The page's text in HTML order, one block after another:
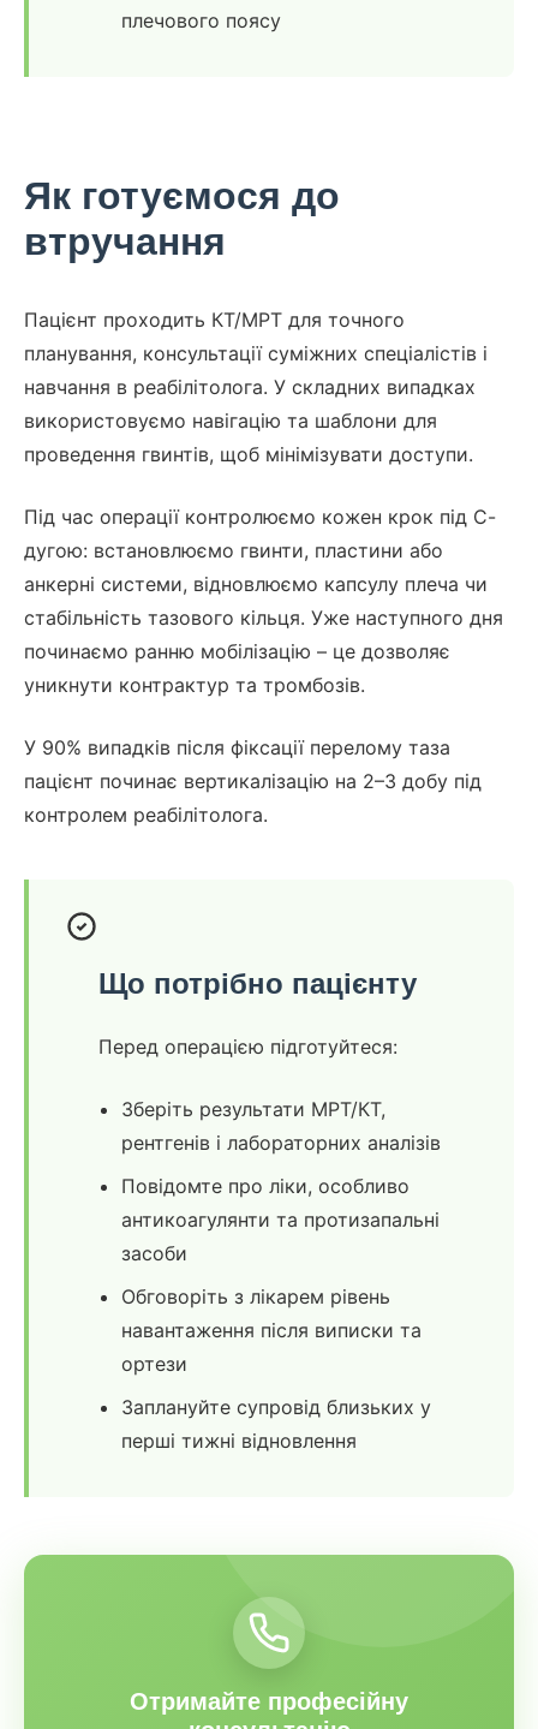
плечового поясу
Як готуємося до
втручання
Пацієнт проходить КТ/МРТ для точного
планування, консультації суміжних спеціалістів і
навчання в реабілітолога. У складних випадках
використовуємо навігацію та шаблони для
проведення гвинтів, щоб мінімізувати доступи.
Під час операції контролюємо кожен крок під С-
дугою: встановлюємо гвинти, пластини або
анкерні системи, відновлюємо капсулу плеча чи
стабільність тазового кільця. Уже наступного дня
починаємо ранню мобілізацію – це дозволяє
уникнути контрактур та тромбозів.
У 90% випадків після фіксації перелому таза
пацієнт починає вертикалізацію на 2–3 добу під
контролем реабілітолога.
Що потрібно пацієнту
Перед операцією підготуйтеся:
Зберіть результати МРТ/КТ,
рентгенів і лабораторних аналізів
Повідомте про ліки, особливо
антикоагулянти та протизапальні
засоби
Обговоріть з лікарем рівень
навантаження після виписки та
ортези
Заплануйте супровід близьких у
перші тижні відновлення
Отримайте професійну